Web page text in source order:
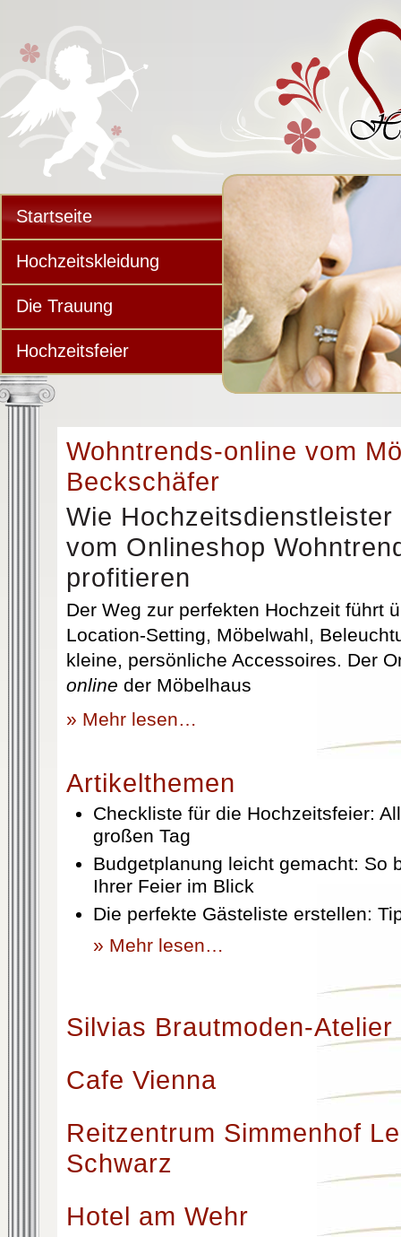
Startseite
Hochzeitskleidung
Die Trauung
Hochzeitsfeier
Wohntrends-online vom
Beckschäfer
Wie
vom Onlineshop
profitieren
Der Weg zur perfekten Hochzeit führt
Location-Setting, Möbelwahl,
kleine, persönliche Accessoires. Der
online der Möbelhaus
» Mehr lesen…
Artikelthemen
Checkliste für die Hochzeitsfeier:
großen Tag
Budgetplanung leicht gemacht: So
Ihrer Feier im Blick
Die perfekte Gästeliste erstellen:
» Mehr lesen…
Silvias Brautmoden-Atelier
Cafe Vienna
Reitzentrum Simmenhof
Schwarz
Hotel am Wehr